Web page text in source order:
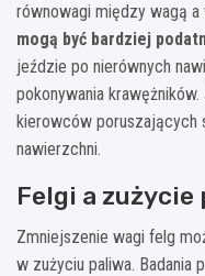
równowagi między wagą a
mogą być bardziej
jeździe po nierównych
pokonywania
kierowców poruszających
nawierzchni.
Felgi a zużycie
Zmniejszenie wagi felg
w zużyciu paliwa. Badania